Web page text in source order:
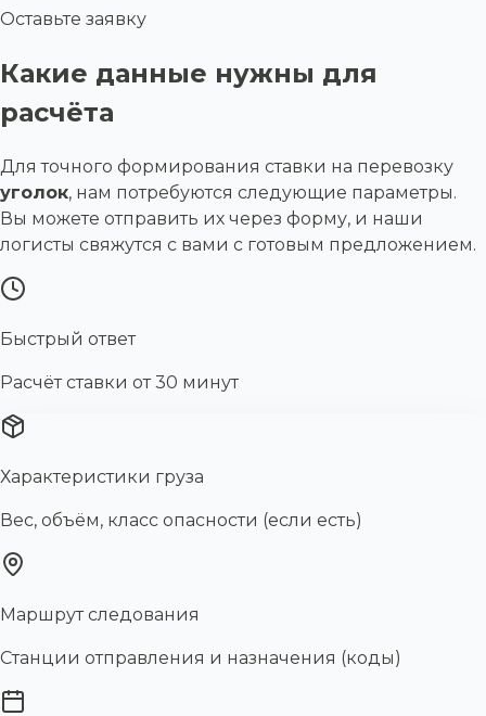
Оставьте заявку
Какие данные нужны для
расчёта
Для точного формирования ставки на перевозку
уголок, нам потребуются следующие параметры.
Вы можете отправить их через форму, и наши
логисты свяжутся с вами с готовым предложением.
Быстрый ответ
Расчёт ставки от 30 минут
Характеристики груза
Вес, объём, класс опасности (если есть)
Маршрут следования
Станции отправления и назначения (коды)